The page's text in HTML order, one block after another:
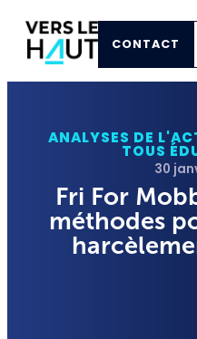
CONTACT
ANALYSES DE
TOUS
30
Fri For
méthodes